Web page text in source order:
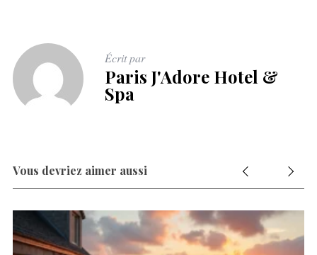
Écrit par
Paris J'Adore Hotel &
Spa
Vous devriez aimer aussi